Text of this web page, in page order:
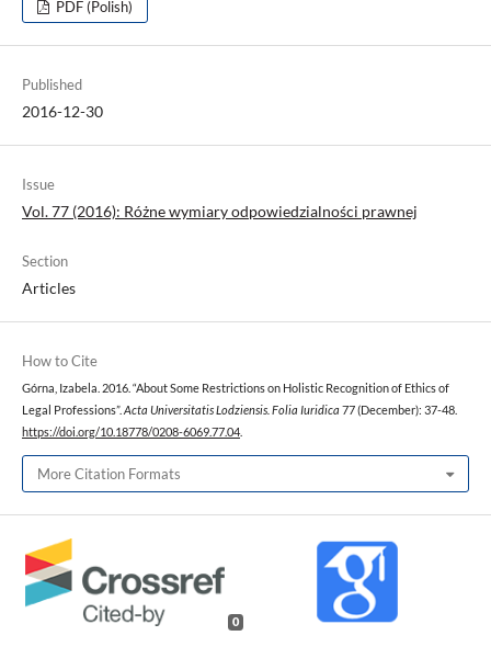
PDF (Polish)
Published
2016-12-30
Issue
Vol. 77 (2016): Różne wymiary odpowiedzialności prawnej
Section
Articles
How to Cite
Górna, Izabela. 2016. “About Some Restrictions on Holistic Recognition of Ethics of
Legal Professions”.Acta Universitatis Lodziensis. Folia Iuridica 77 (December): 37-48.
https://doi.org/10.18778/0208-6069.77.04.
More Citation Formats
0